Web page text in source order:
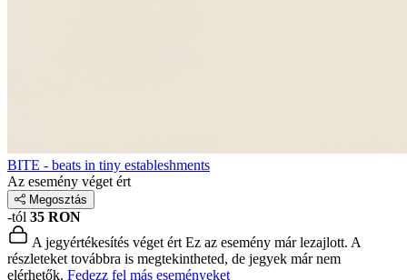
BITE - beats in tiny estableshments
Az esemény véget ért
Megosztás
-tól 35 RON
A jegyértékesítés véget ért Ez az esemény már lezajlott. A
részleteket továbbra is megtekintheted, de jegyek már nem
elérhetők. Fedezz fel más eseményeket